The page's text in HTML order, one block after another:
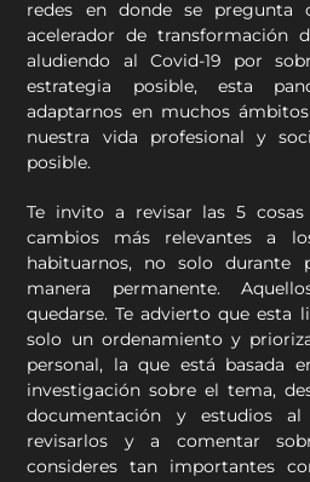
redes en donde se
acelerador de transformación
aludiendo al Covid-19 por
estrategia posible, esta
adaptarnos en muchos
nuestra vida profesional y
posible.
Te invito a revisar las 5
cambios más relevantes a
habituarnos, no solo durante
manera permanente.
quedarse. Te advierto que esta
solo un ordenamiento y
personal, la que está basada
investigación sobre el tema,
documentación y estudios
revisarlos y a comentar
consideres tan importantes